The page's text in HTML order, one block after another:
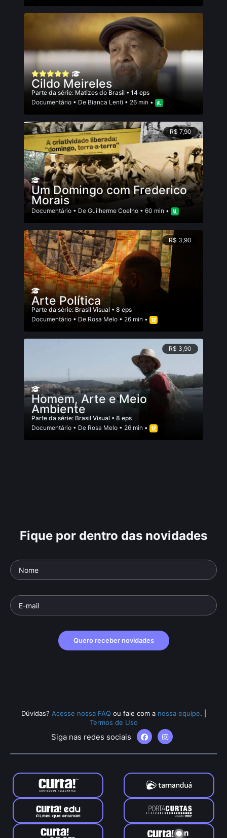
Cildo Meireles
Parte da série: Matizes do Brasil • 14 eps
Documentário • De Bianca Lenti • 26 min •
R$ 7,90
Um Domingo com Frederico
Morais
Documentário • De Guilherme Coelho • 60 min •
R$ 3,90
Arte Política
Parte da série: Brasil Visual • 8 eps
Documentário • De Rosa Melo • 26 min •
R$ 3,90
Homem, Arte e Meio
Ambiente
Parte da série: Brasil Visual • 8 eps
Documentário • De Rosa Melo • 26 min •
Fique por dentro das novidades
Quero receber novidades
Dúvidas? Acesse nossa FAQ ou fale com a nossa equipe.
Termos de Uso
Siga nas redes sociais